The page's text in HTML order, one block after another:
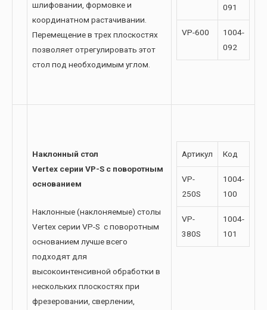
шлифовании, формовке и
координатном растачивании.
Перемещение в трех плоскостях
позволяет отрегулировать этот
стол под необходимым углом.
091
VP-600
1004-
092
Наклонный стол
Vertex серии VP-S с поворотным
основанием
Наклонные (наклоняемые) столы
Vertex серии VP-S с поворотным
основанием лучше всего
подходят для
высокоинтенсивной обработки в
нескольких плоскостях при
фрезеровании, сверлении,
Артикул Код
VP-
250S
1004-
100
VP-
380S
1004-
101